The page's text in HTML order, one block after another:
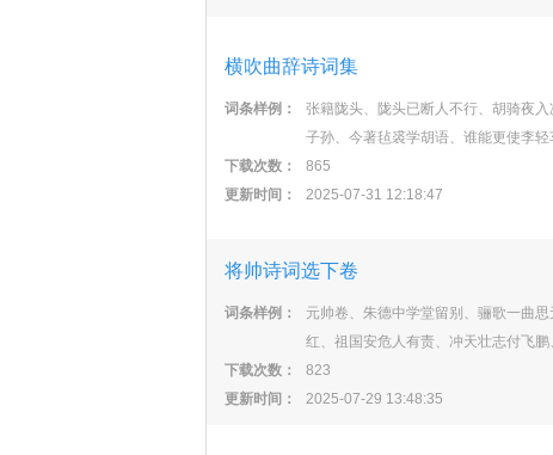
横吹曲辞诗词集
词条样例：
张籍陇头、陇头已断人不行、胡骑夜
子孙、今著毡裘学胡语、谁能更使李
下载次数：
865
更新时间：
2025-07-31 12:18:47
将帅诗词选下卷
词条样例：
元帅卷、朱德中学堂留别、骊歌一曲
红、祖国安危人有责、冲天壮志付飞
下载次数：
823
更新时间：
2025-07-29 13:48:35